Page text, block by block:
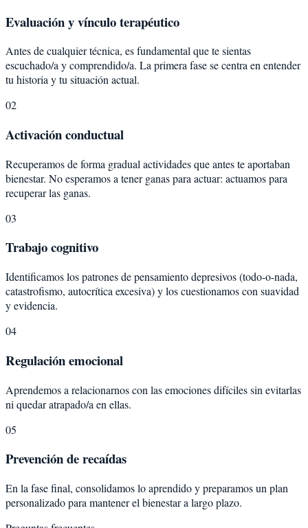
Evaluación y vínculo terapéutico
Antes de cualquier técnica, es fundamental que te sientas
escuchado/a y comprendido/a. La primera fase se centra en entender
tu historia y tu situación actual.
02
Activación conductual
Recuperamos de forma gradual actividades que antes te aportaban
bienestar. No esperamos a tener ganas para actuar: actuamos para
recuperar las ganas.
03
Trabajo cognitivo
Identificamos los patrones de pensamiento depresivos (todo-o-nada,
catastrofismo, autocrítica excesiva) y los cuestionamos con suavidad
y evidencia.
04
Regulación emocional
Aprendemos a relacionarnos con las emociones difíciles sin evitarlas
ni quedar atrapado/a en ellas.
05
Prevención de recaídas
En la fase final, consolidamos lo aprendido y preparamos un plan
personalizado para mantener el bienestar a largo plazo.